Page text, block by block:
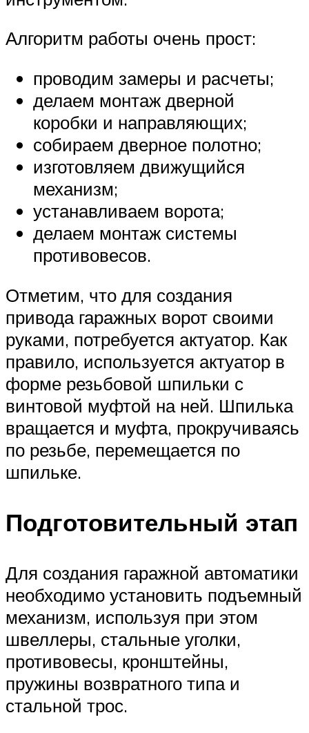
Алгоритм работы очень прост:
проводим замеры и расчеты;
делаем монтаж дверной
коробки и направляющих;
собираем дверное полотно;
изготовляем движущийся
механизм;
устанавливаем ворота;
делаем монтаж системы
противовесов.
Отметим, что для создания
привода гаражных ворот своими
руками, потребуется актуатор. Как
правило, используется актуатор в
форме резьбовой шпильки с
винтовой муфтой на ней. Шпилька
вращается и муфта, прокручиваясь
по резьбе, перемещается по
шпильке.
Подготовительный этап
Для создания гаражной автоматики
необходимо установить подъемный
механизм, используя при этом
швеллеры, стальные уголки,
противовесы, кронштейны,
пружины возвратного типа и
стальной трос.